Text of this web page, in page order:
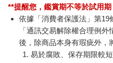
**提醒您，鑑賞期不等於試用
依據「消費者保護法」第19
「通訊交易解除權合理例
後，除商品本身有瑕疵外，
易於腐敗、保存期限較